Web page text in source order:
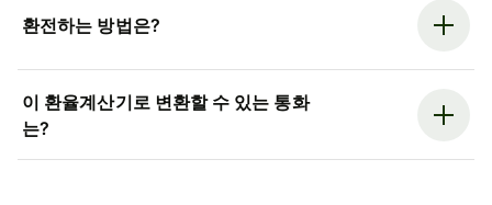
환전하는 방법은?
이 환율계산기로 변환할 수 있는 통화
는?